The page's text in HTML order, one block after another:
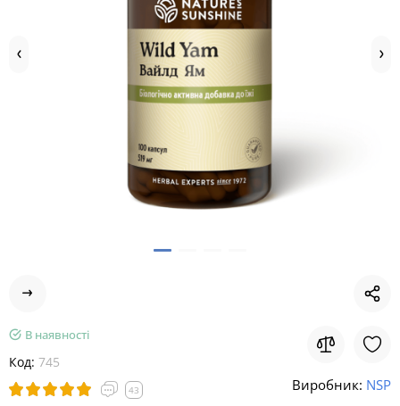
В наявності
Код: 745
43 Виробник: NSP